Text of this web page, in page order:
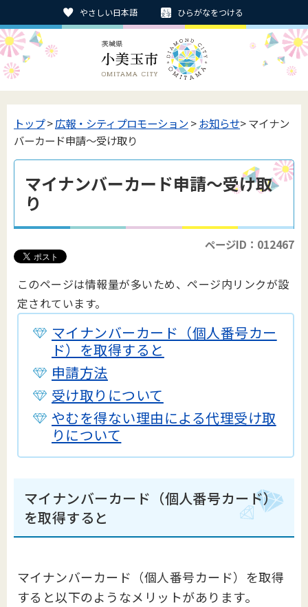
やさしい日本語 ひらがなをつける
トップ>広報・シティプロモーション>お知らせ> マイナン
バーカード申請～受け取り
マイナンバーカード申請～受け取
り
ページID：012467
このページは情報量が多いため、ページ内リンクが設
定されています。
マイナンバーカード（個人番号カー
ド）を取得すると
申請方法
受け取りについて
やむを得ない理由による代理受け取
りについて
マイナンバーカード（個人番号カード）
を取得すると
マイナンバーカード（個人番号カード）を取得
すると以下のようなメリットがあります。